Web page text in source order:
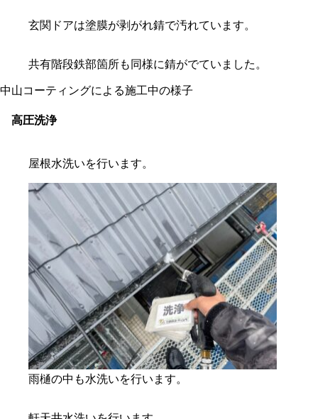
玄関ドアは塗膜が剥がれ錆で汚れています。
共有階段鉄部箇所も同様に錆がでていました。
中山コーティングによる施工中の様子
高圧洗浄
屋根水洗いを行います。
雨樋の中も水洗いを行います。